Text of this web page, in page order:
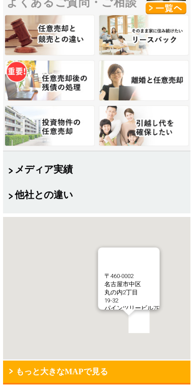
メディア実績
他社との違い
〒460-0002
名古屋市中区
丸の内2丁目
19-32
パインツリービル7F
もっと大きなMAPで見る